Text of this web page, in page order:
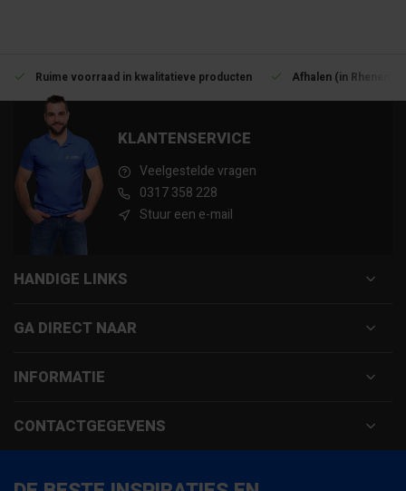
Ruime voorraad in kwalitatieve producten Afhalen (in Rhenen)
KLANTENSERVICE
Veelgestelde vragen
0317 358 228
Stuur een e-mail
HANDIGE LINKS
GA DIRECT NAAR
INFORMATIE
CONTACTGEGEVENS